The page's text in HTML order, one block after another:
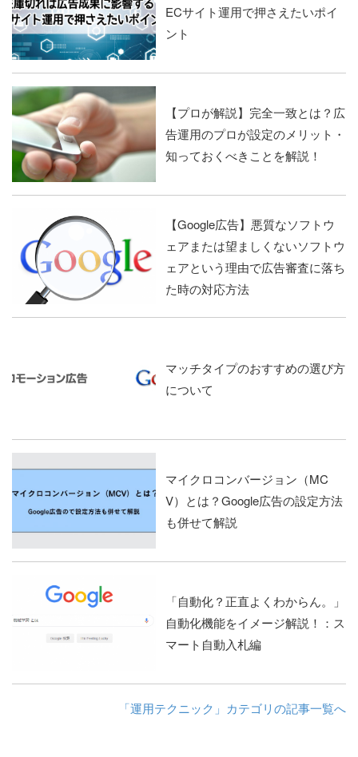
ECサイト運用で押さえたいポイ
ント
【プロが解説】完全一致とは？広
告運用のプロが設定のメリット・
知っておくべきことを解説！
【Google広告】悪質なソフトウ
ェアまたは望ましくないソフトウ
ェアという理由で広告審査に落ち
た時の対応方法
マッチタイプのおすすめの選び方
について
マイクロコンバージョン（MC
V）とは？Google広告の設定方法
も併せて解説
「自動化？正直よくわからん。」
自動化機能をイメージ解説！：ス
マート自動入札編
「運用テクニック」カテゴリの記事一覧へ